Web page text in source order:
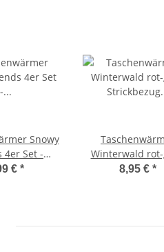
Snowy
Set -
€ *
Winterwald
Strickbezug (2er
8,95 € *